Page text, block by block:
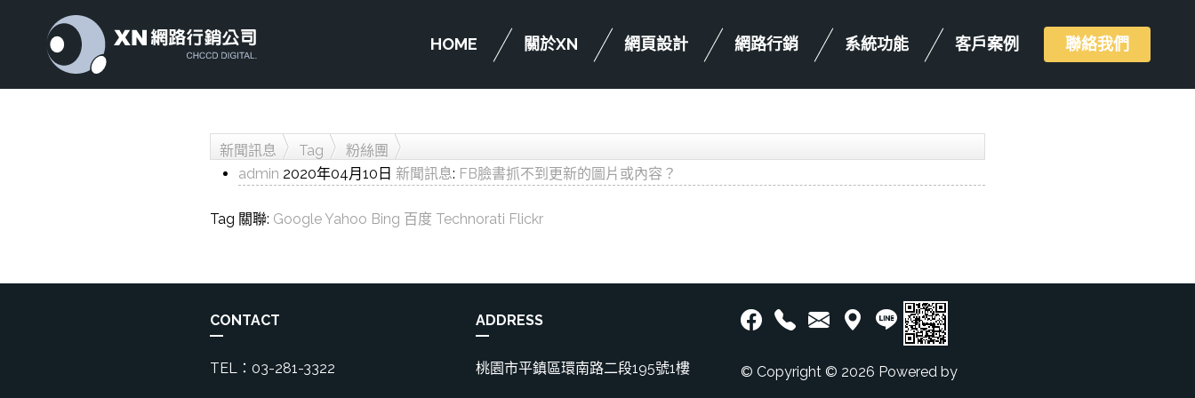
HOME 關於XN 網頁設計 網路行銷 系統功能 客戶案例 聯絡我們
新聞訊息 Tag
粉絲團
admin 2020年04月10日 新聞訊息: FB臉書抓不到更新的圖片或內容？
Tag 關聯: Google Yahoo Bing 百度 Technorati Flickr
CONTACT
TEL：03-281-3322
ADDRESS
桃園市平鎮區環南路二段195號1樓 © Copyright © 2026 Powered by